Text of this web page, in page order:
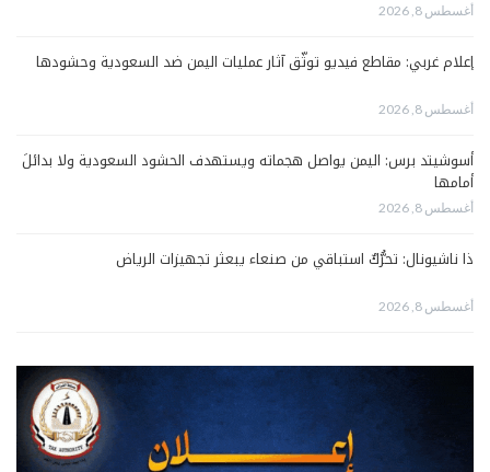
أغسطس 8, 2026
إعلام غربي: مقاطع فيديو توثّق آثار عمليات اليمن ضد السعودية وحشودها
أغسطس 8, 2026
أسوشيتد برس: اليمن يواصل هجماته ويستهدف الحشود السعودية ولا بدائلَ
أمامها
أغسطس 8, 2026
ذا ناشيونال: تحرُّكٌ استباقي من صنعاء يبعثر تجهيزات الرياض
أغسطس 8, 2026